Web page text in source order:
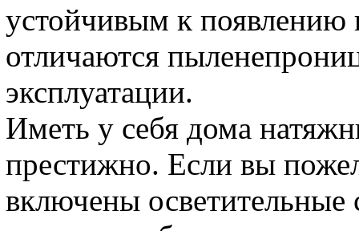
устойчивым к появлению
отличаются
эксплуатации.
Иметь у себя дома
престижно. Если вы
включены